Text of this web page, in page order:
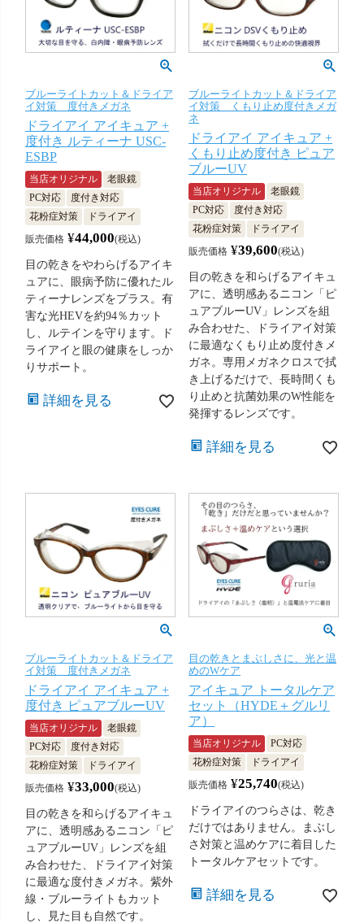
ブルーライトカット＆ドライア
イ対策 度付きメガネ
ドライアイ アイキュア +
度付き ルティーナ USC-
ESBP
当店オリジナル
老眼鏡
PC対応
度付き対応
花粉症対策
ドライアイ
販売価格 ¥44,000 税込
目の乾きをやわらげるアイキ
ュアに、眼病予防に優れたル
ティーナレンズをプラス。有
害な光HEVを約94％カット
し、ルテインを守ります。ド
ライアイと眼の健康をしっか
りサポート。
詳細を見る
ブルーライトカット＆ドライア
イ対策 くもり止め度付きメガ
ネ
ドライアイ アイキュア +
くもり止め度付き ピュア
ブルーUV
当店オリジナル
老眼鏡
PC対応
度付き対応
花粉症対策
ドライアイ
販売価格 ¥39,600 税込
目の乾きを和らげるアイキュ
アに、透明感あるニコン「ピ
ュアブルーUV」レンズを組
み合わせた、ドライアイ対策
に最適なくもり止め度付きメ
ガネ。専用メガネクロスで拭
き上げるだけで、長時間くも
り止めと抗菌効果のW性能を
発揮するレンズです。
詳細を見る
ブルーライトカット＆ドライア
イ対策 度付きメガネ
ドライアイ アイキュア +
度付き ピュアブルーUV
当店オリジナル
老眼鏡
PC対応
度付き対応
花粉症対策
ドライアイ
販売価格 ¥33,000 税込
目の乾きを和らげるアイキュ
アに、透明感あるニコン「ピ
ュアブルーUV」レンズを組
み合わせた、ドライアイ対策
に最適な度付きメガネ。紫外
線・ブルーライトもカット
し、見た目も自然です。
目の乾きとまぶしさに、光と温
めのWケア
アイキュア トータルケア
セット（HYDE＋グルリ
ア）
当店オリジナル
PC対応
花粉症対策
ドライアイ
販売価格 ¥25,740 税込
ドライアイのつらさは、乾き
だけではありません。まぶし
さ対策と温めケアに着目した
トータルケアセットです。
詳細を見る